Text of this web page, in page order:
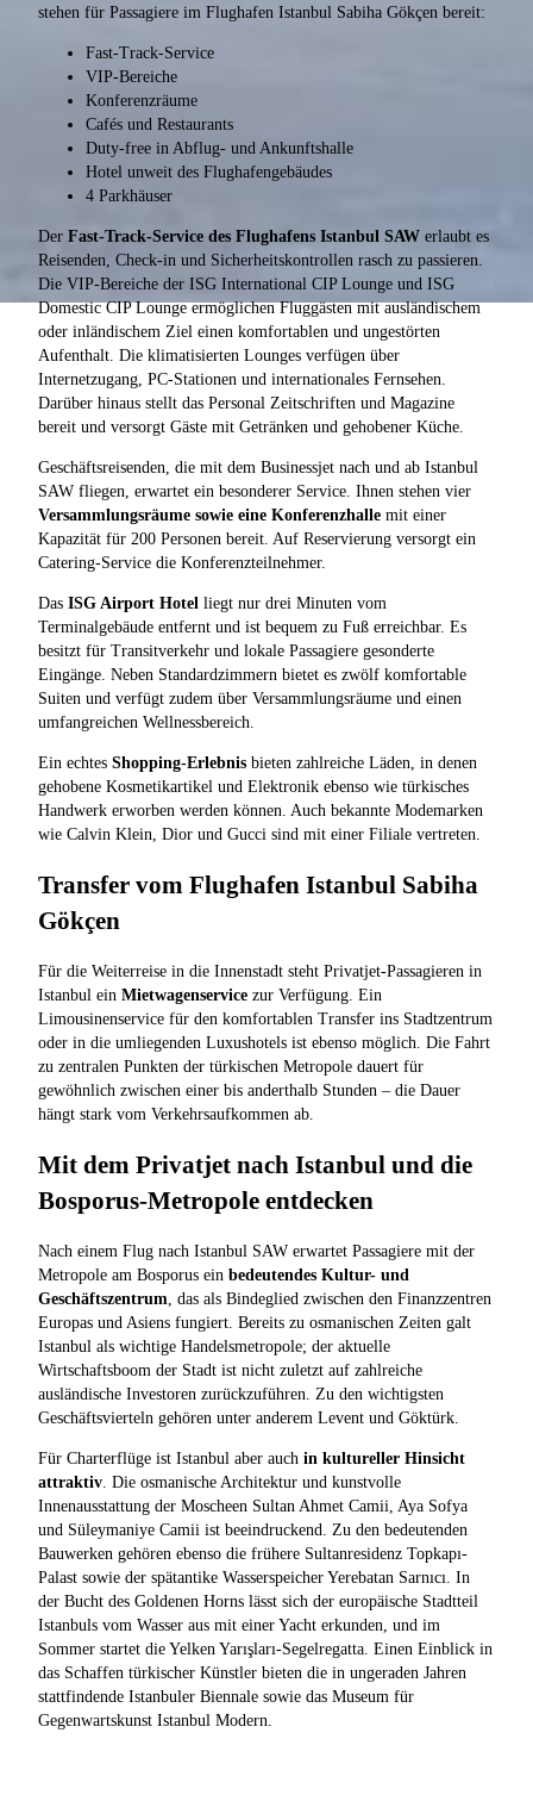
stehen für Passagiere im Flughafen Istanbul Sabiha Gökçen bereit:
Fast-Track-Service
VIP-Bereiche
Konferenzräume
Cafés und Restaurants
Duty-free in Abflug- und Ankunftshalle
Hotel unweit des Flughafengebäudes
4 Parkhäuser
Der Fast-Track-Service des Flughafens Istanbul SAW erlaubt es
Reisenden, Check-in und Sicherheitskontrollen rasch zu passieren.
Die VIP-Bereiche der ISG International CIP Lounge und ISG
Domestic CIP Lounge ermöglichen Fluggästen mit ausländischem
oder inländischem Ziel einen komfortablen und ungestörten
Aufenthalt. Die klimatisierten Lounges verfügen über
Internetzugang, PC-Stationen und internationales Fernsehen.
Darüber hinaus stellt das Personal Zeitschriften und Magazine
bereit und versorgt Gäste mit Getränken und gehobener Küche.
Geschäftsreisenden, die mit dem Businessjet nach und ab Istanbul
SAW fliegen, erwartet ein besonderer Service. Ihnen stehen vier
Versammlungsräume sowie eine Konferenzhalle mit einer
Kapazität für 200 Personen bereit. Auf Reservierung versorgt ein
Catering-Service die Konferenzteilnehmer.
Das ISG Airport Hotel liegt nur drei Minuten vom
Terminalgebäude entfernt und ist bequem zu Fuß erreichbar. Es
besitzt für Transitverkehr und lokale Passagiere gesonderte
Eingänge. Neben Standardzimmern bietet es zwölf komfortable
Suiten und verfügt zudem über Versammlungsräume und einen
umfangreichen Wellnessbereich.
Ein echtes Shopping-Erlebnis bieten zahlreiche Läden, in denen
gehobene Kosmetikartikel und Elektronik ebenso wie türkisches
Handwerk erworben werden können. Auch bekannte Modemarken
wie Calvin Klein, Dior und Gucci sind mit einer Filiale vertreten.
Transfer vom Flughafen Istanbul Sabiha
Gökçen
Für die Weiterreise in die Innenstadt steht Privatjet-Passagieren in
Istanbul ein Mietwagenservice zur Verfügung. Ein
Limousinenservice für den komfortablen Transfer ins Stadtzentrum
oder in die umliegenden Luxushotels ist ebenso möglich. Die Fahrt
zu zentralen Punkten der türkischen Metropole dauert für
gewöhnlich zwischen einer bis anderthalb Stunden – die Dauer
hängt stark vom Verkehrsaufkommen ab.
Mit dem Privatjet nach Istanbul und die
Bosporus-Metropole entdecken
Nach einem Flug nach Istanbul SAW erwartet Passagiere mit der
Metropole am Bosporus ein bedeutendes Kultur- und
Geschäftszentrum , das als Bindeglied zwischen den Finanzzentren
Europas und Asiens fungiert. Bereits zu osmanischen Zeiten galt
Istanbul als wichtige Handelsmetropole; der aktuelle
Wirtschaftsboom der Stadt ist nicht zuletzt auf zahlreiche
ausländische Investoren zurückzuführen. Zu den wichtigsten
Geschäftsvierteln gehören unter anderem Levent und Göktürk.
Für Charterflüge ist Istanbul aber auch in kultureller Hinsicht
attraktiv . Die osmanische Architektur und kunstvolle
Innenausstattung der Moscheen Sultan Ahmet Camii, Aya Sofya
und Süleymaniye Camii ist beeindruckend. Zu den bedeutenden
Bauwerken gehören ebenso die frühere Sultanresidenz Topkapı-
Palast sowie der spätantike Wasserspeicher Yerebatan Sarnıcı. In
der Bucht des Goldenen Horns lässt sich der europäische Stadtteil
Istanbuls vom Wasser aus mit einer Yacht erkunden, und im
Sommer startet die Yelken Yarışları-Segelregatta. Einen Einblick in
das Schaffen türkischer Künstler bieten die in ungeraden Jahren
stattfindende Istanbuler Biennale sowie das Museum für
Gegenwartskunst Istanbul Modern.